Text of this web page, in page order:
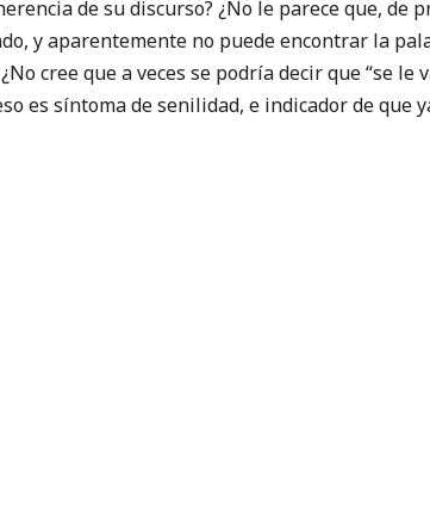
de su discurso? ¿No le parece que, de
y aparentemente no puede encontrar la
cree que a veces se podría decir que “se le
es síntoma de senilidad, e indicador de que